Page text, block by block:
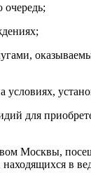
для
Москвы,
в